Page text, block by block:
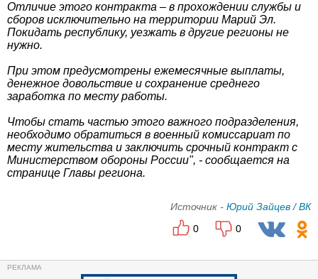
Отличие этого контракта – в прохождении службы и
сборов исключительно на территории Марий Эл.
Покидать республику, уезжать в другие регионы не
нужно.
При этом предусмотрены ежемесячные выплаты,
денежное довольствие и сохранение среднего
заработка по месту работы.
Чтобы стать частью этого важного подразделения,
необходимо обратиться в военный комиссариат по
месту жительства и заключить срочный контракт с
Министерством обороны России", - сообщается на
странице Главы региона.
Источник - Юрий Зайцев / ВК
0
0